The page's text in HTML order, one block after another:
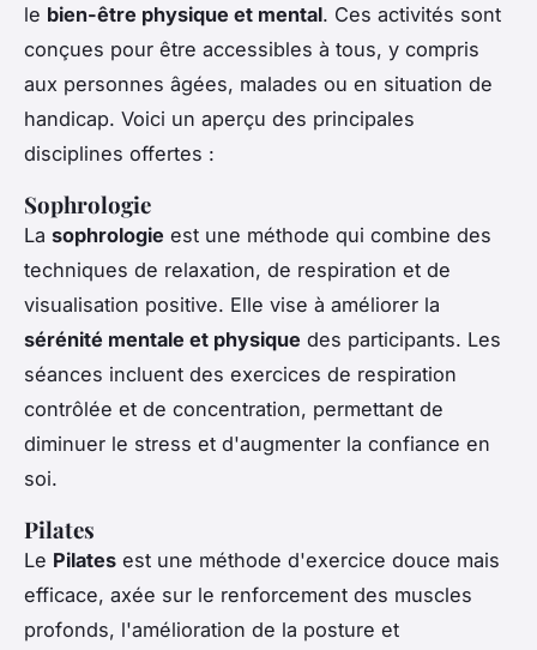
le bien-être physique et mental. Ces activités sont
conçues pour être accessibles à tous, y compris
aux personnes âgées, malades ou en situation de
handicap. Voici un aperçu des principales
disciplines offertes :
Sophrologie
La sophrologie est une méthode qui combine des
techniques de relaxation, de respiration et de
visualisation positive. Elle vise à améliorer la
sérénité mentale et physique des participants. Les
séances incluent des exercices de respiration
contrôlée et de concentration, permettant de
diminuer le stress et d'augmenter la confiance en
soi.
Pilates
Le Pilates est une méthode d'exercice douce mais
efficace, axée sur le renforcement des muscles
profonds, l'amélioration de la posture et